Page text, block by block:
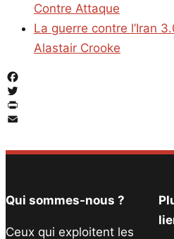
Contre Attaque
La guerre contre l’Iran
Alastair Crooke
Facebook
Twitter
PrintFriendly
Qui sommes-nous ?
Ceux qui exploitent les